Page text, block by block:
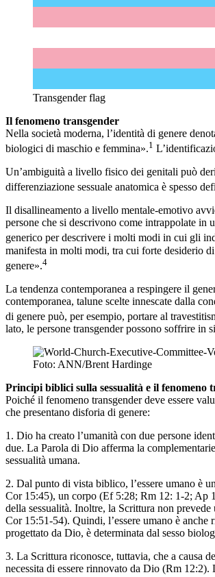
Transgender flag
Il fenomeno transgender
Nella società moderna, l’identità di genere
biologici di maschio e femmina».1
Un’ambiguità a livello fisico dei genitali può
differenziazione sessuale anatomica è spesso
Il disallineamento a livello mentale-emotivo
persone che si descrivono come intrappolate in
generico per descrivere i molti modi in cui gli
manifesta in molti modi, tra cui forte desiderio
genere».4
La tendenza contemporanea a respingere il
contemporanea, talune scelte innescate dalla
di genere può, per esempio, portare al
lato, le persone transgender possono soffrire in
Foto: ANN/Brent Hardinge
Principi biblici sulla sessualità e il fenomeno
Poiché il fenomeno transgender deve essere
che presentano disforia di genere:
1. Dio ha creato l’umanità con due persone
due. La Parola di Dio afferma la
sessualità umana.
2. Dal punto di vista biblico, l’essere umano è
Cor 15:45), un corpo (Ef 5:28; Rm 12: 1-2; Ap
della sessualità. Inoltre, la Scrittura non
Cor 15:51-54). Quindi, l’essere umano è anche
progettato da Dio, è determinata dal sesso
3. La Scrittura riconosce, tuttavia, che a causa
necessita di essere rinnovato da Dio (Rm